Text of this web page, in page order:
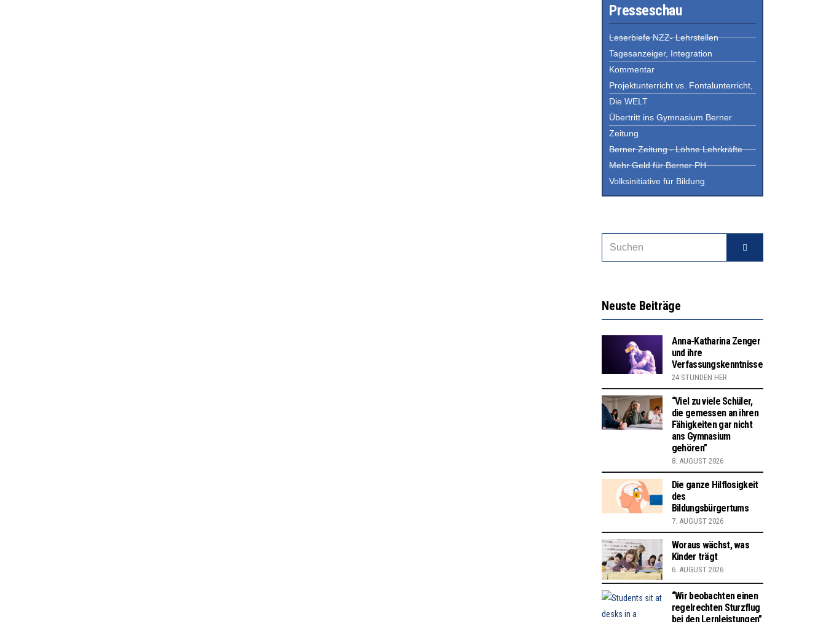
Presseschau
Leserbiefe NZZ- Lehrstellen
Tagesanzeiger, Integration
Kommentar
Projektunterricht vs. Fontalunterricht,
Die WELT
Übertritt ins Gymnasium Berner
Zeitung
Berner Zeitung - Löhne Lehrkräfte
Mehr Geld für Berner PH
Volksinitiative für Bildung
Neuste Beiträge
Anna-Katharina Zenger
und ihre
Verfassungskenntnisse
24 STUNDEN HER
“Viel zu viele Schüler,
die gemessen an ihren
Fähigkeiten gar nicht
ans Gymnasium
gehören”
8. AUGUST 2026
Die ganze Hilflosigkeit
des
Bildungsbürgertums
7. AUGUST 2026
Woraus wächst, was
Kinder trägt
6. AUGUST 2026
“Wir beobachten einen
regelrechten Sturzflug
bei den Lernleistungen”